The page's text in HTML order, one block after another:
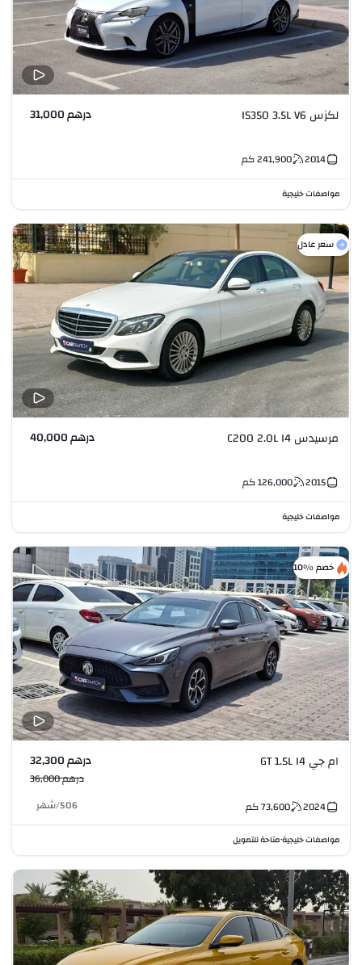
لكزس IS350 3.5L V6 درهم 31,000
2014
241,900كم
مواصفات خليجية
سعر عادل
مرسيدس C200 2.0L I4 درهم 40,000
2015
126,000كم
مواصفات خليجية
خصم %10
ام جي GT 1.5L I4 درهم 32,300
درهم 36,000
2024
73,600كم 506
/شهر
مواصفات خليجية•متاحة للتمويل